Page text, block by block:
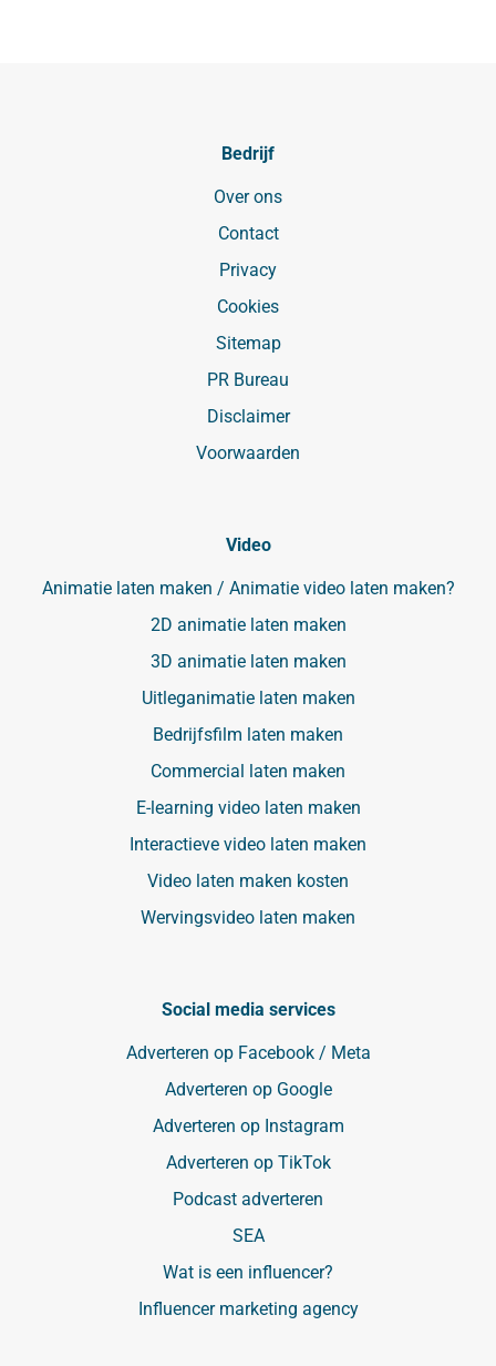
Bedrijf
Over ons
Contact
Privacy
Cookies
Sitemap
PR Bureau
Disclaimer
Voorwaarden
Video
Animatie laten maken / Animatie video laten maken?
2D animatie laten maken
3D animatie laten maken
Uitleganimatie laten maken
Bedrijfsfilm laten maken
Commercial laten maken
E-learning video laten maken
Interactieve video laten maken
Video laten maken kosten
Wervingsvideo laten maken
Social media services
Adverteren op Facebook / Meta
Adverteren op Google
Adverteren op Instagram
Adverteren op TikTok
Podcast adverteren
SEA
Wat is een influencer?
Influencer marketing agency